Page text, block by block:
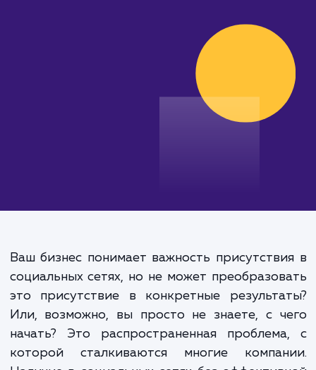
Ваш бизнес понимает важность
социальных сетях, но не может
это присутствие в конкретные